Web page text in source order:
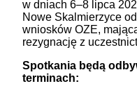
w dniach 6–8 lipca
Nowe Skalmierzyce
wniosków OZE,
rezygnację z
Spotkania będą
terminach: